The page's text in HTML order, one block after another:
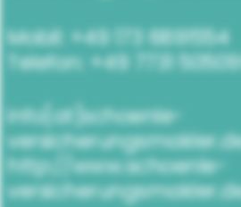
Mobil: +49 173 6891554
Telefon: +49 7731
info[at]schoenle-
http://www.schoenle-